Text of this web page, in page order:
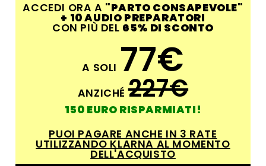
ACCEDI ORA A "PARTO CONSAPEVOLE"
+ 10 AUDIO PREPARATORI
CON PIÙ DEL 65% DI SCONTO
A SOLI 77€
ANZICHÉ227€
150 EURO RISPARMIATI!
PUOI PAGARE ANCHE IN 3 RATE
UTILIZZANDO KLARNA AL MOMENTO
DELL'ACQUISTO